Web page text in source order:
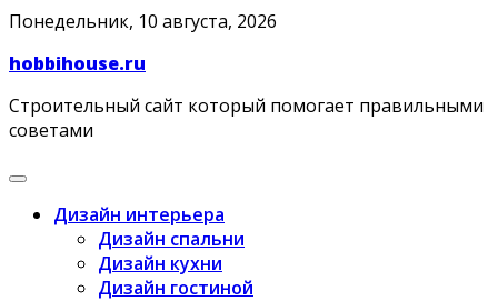
Skip
content
Понедельник, 10 августа, 2026
hobbihouse.ru
Строительный сайт который помогает правильными
советами
Дизайн интерьера
Дизайн спальни
Дизайн кухни
Дизайн гостиной